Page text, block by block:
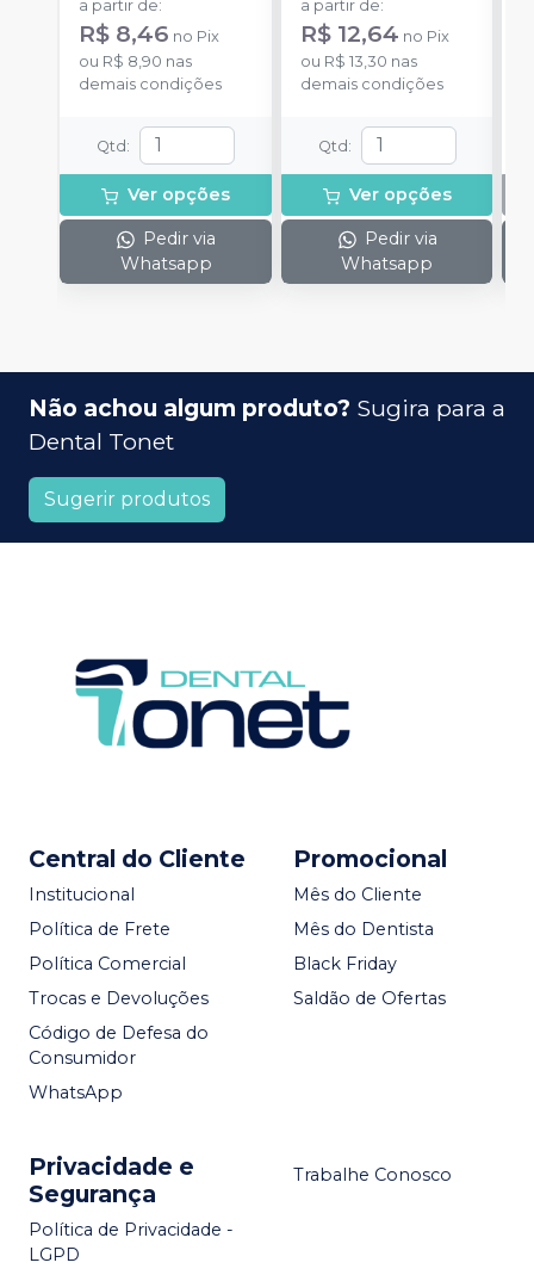
a partir de:
R$ 8,46 no Pix
ou R$ 8,90 nas
demais condições
Qtd :
Ver opções
Pedir via
Whatsapp
a partir de:
R$ 12,64 no Pix
ou R$ 13,30 nas
demais condições
Qtd :
Ver opções
Pedir via
Whatsapp
Não achou algum produto? Sugira para a
Dental Tonet
Sugerir produtos
Central do Cliente
Institucional
Política de Frete
Política Comercial
Trocas e Devoluções
Código de Defesa do
Consumidor
WhatsApp
Promocional
Mês do Cliente
Mês do Dentista
Black Friday
Saldão de Ofertas
Privacidade e
Segurança
Política de Privacidade -
LGPD
Trabalhe Conosco